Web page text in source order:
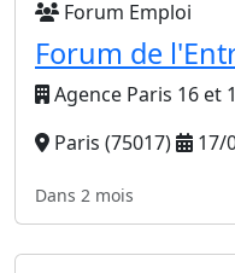
Forum Emploi
Forum de
Agence Paris 16 et
Paris (75017)
17/
Dans 2 mois